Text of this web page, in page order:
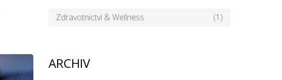
Zdravotnictví & Wellness (1)
ARCHIV